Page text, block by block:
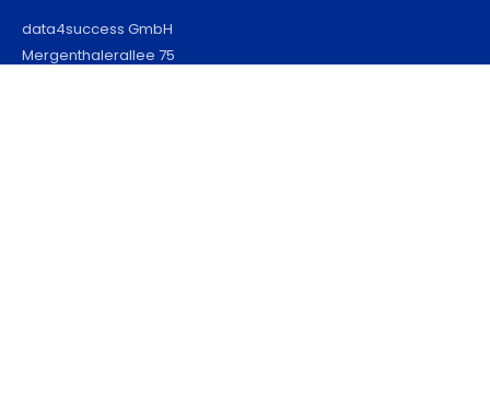
data4success GmbH
Mergenthalerallee 75